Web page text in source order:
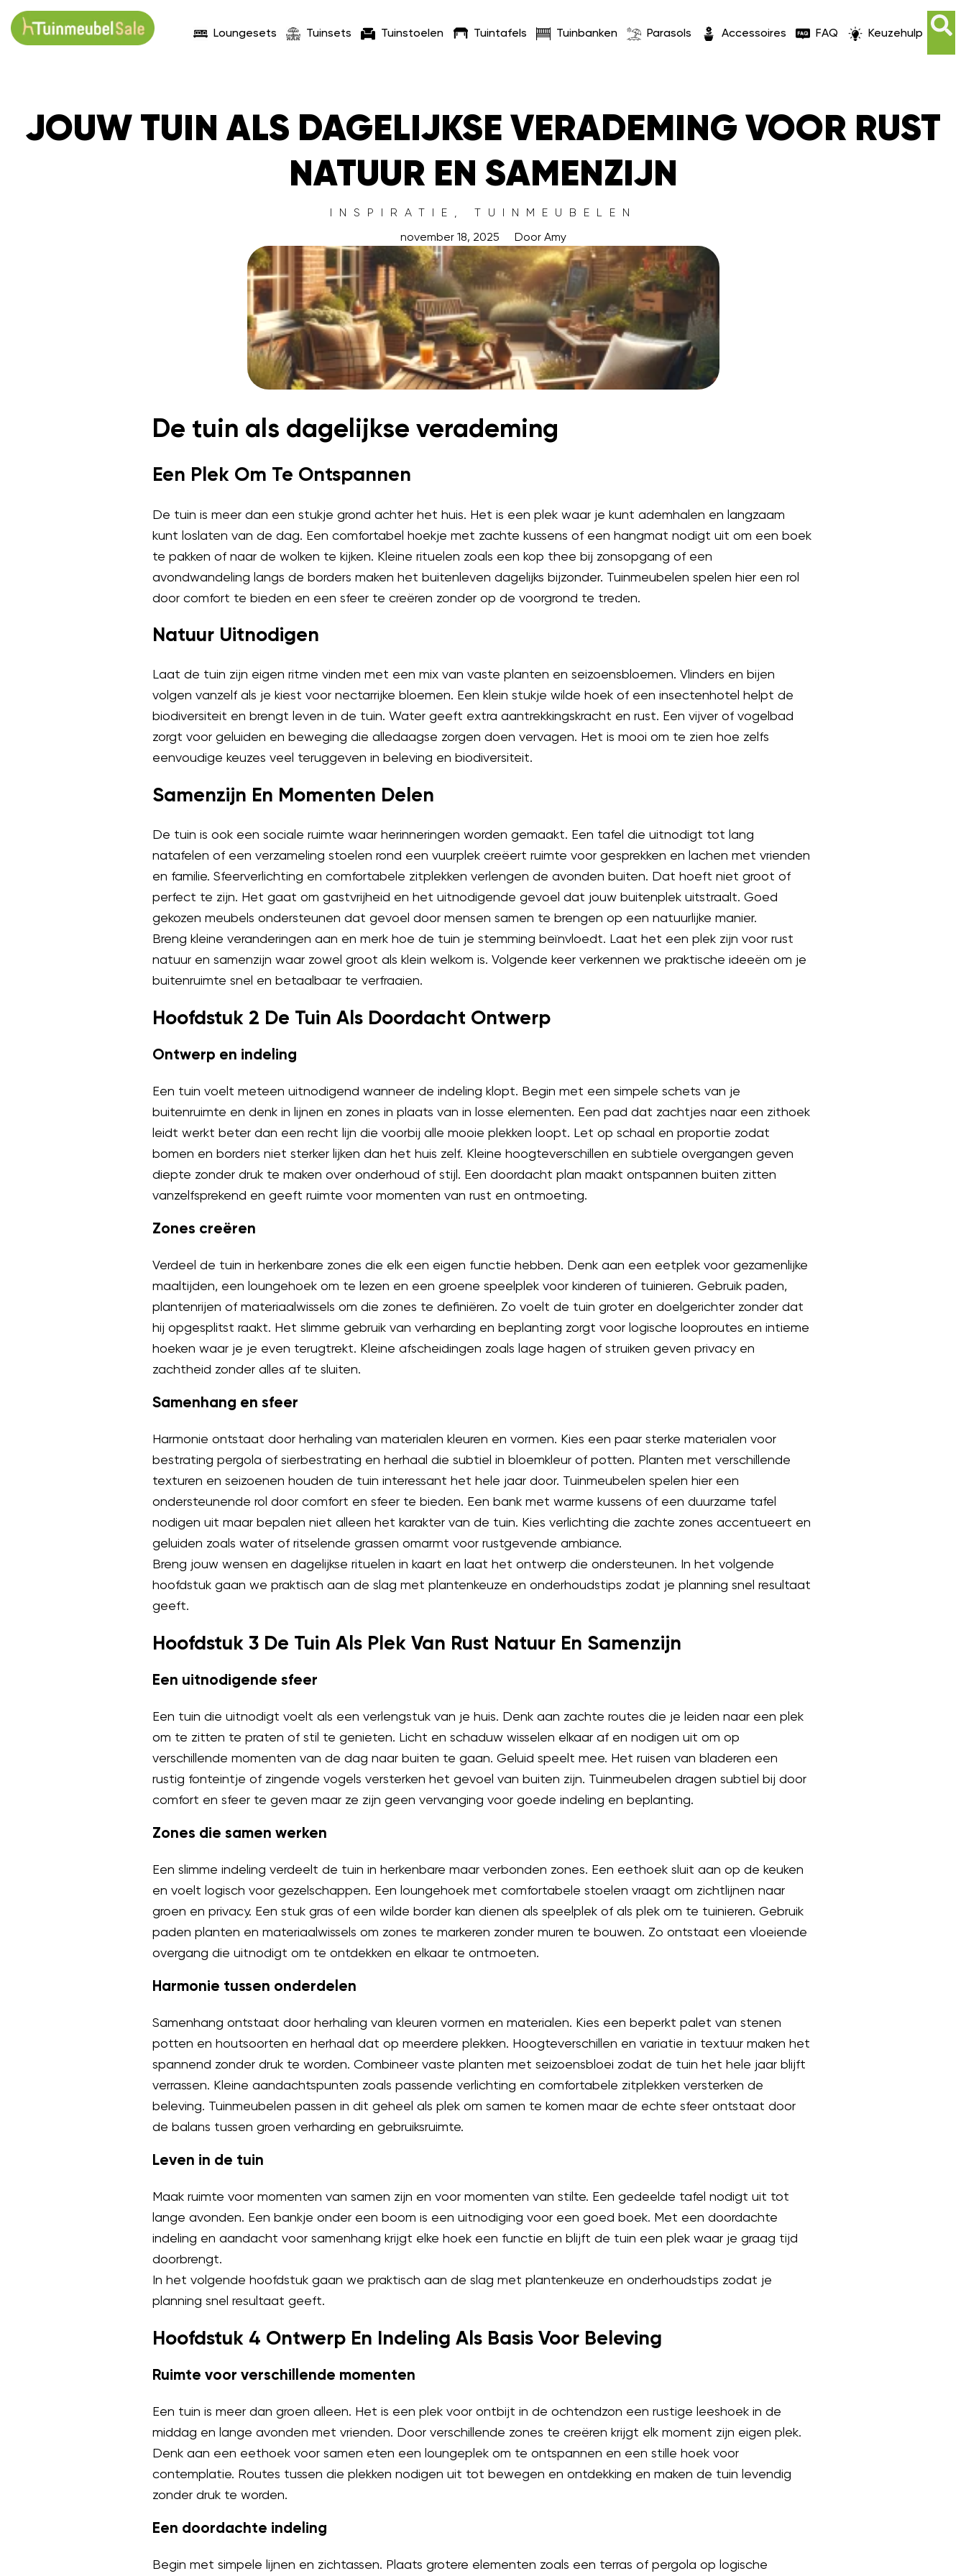
Loungesets Tuinsets Tuinstoelen Tuintafels Tuinbanken Parasols Accessoires FAQ Keuzehulp
JOUW TUIN ALS DAGELIJKSE VERADEMING VOOR RUST
NATUUR EN SAMENZIJN
INSPIRATIE , TUINMEUBELEN
november 18, 2025
DoorAmy
De tuin als dagelijkse verademing
Een Plek Om Te Ontspannen
De tuin is meer dan een stukje grond achter het huis. Het is een plek waar je kunt ademhalen en langzaam
kunt loslaten van de dag. Een comfortabel hoekje met zachte kussens of een hangmat nodigt uit om een boek
te pakken of naar de wolken te kijken. Kleine rituelen zoals een kop thee bij zonsopgang of een
avondwandeling langs de borders maken het buitenleven dagelijks bijzonder. Tuinmeubelen spelen hier een rol
door comfort te bieden en een sfeer te creëren zonder op de voorgrond te treden.
Natuur Uitnodigen
Laat de tuin zijn eigen ritme vinden met een mix van vaste planten en seizoensbloemen. Vlinders en bijen
volgen vanzelf als je kiest voor nectarrijke bloemen. Een klein stukje wilde hoek of een insectenhotel helpt de
biodiversiteit en brengt leven in de tuin. Water geeft extra aantrekkingskracht en rust. Een vijver of vogelbad
zorgt voor geluiden en beweging die alledaagse zorgen doen vervagen. Het is mooi om te zien hoe zelfs
eenvoudige keuzes veel teruggeven in beleving en biodiversiteit.
Samenzijn En Momenten Delen
De tuin is ook een sociale ruimte waar herinneringen worden gemaakt. Een tafel die uitnodigt tot lang
natafelen of een verzameling stoelen rond een vuurplek creëert ruimte voor gesprekken en lachen met vrienden
en familie. Sfeerverlichting en comfortabele zitplekken verlengen de avonden buiten. Dat hoeft niet groot of
perfect te zijn. Het gaat om gastvrijheid en het uitnodigende gevoel dat jouw buitenplek uitstraalt. Goed
gekozen meubels ondersteunen dat gevoel door mensen samen te brengen op een natuurlijke manier.
Breng kleine veranderingen aan en merk hoe de tuin je stemming beïnvloedt. Laat het een plek zijn voor rust
natuur en samenzijn waar zowel groot als klein welkom is. Volgende keer verkennen we praktische ideeën om je
buitenruimte snel en betaalbaar te verfraaien.
Hoofdstuk 2 De Tuin Als Doordacht Ontwerp
Ontwerp en indeling
Een tuin voelt meteen uitnodigend wanneer de indeling klopt. Begin met een simpele schets van je
buitenruimte en denk in lijnen en zones in plaats van in losse elementen. Een pad dat zachtjes naar een zithoek
leidt werkt beter dan een recht lijn die voorbij alle mooie plekken loopt. Let op schaal en proportie zodat
bomen en borders niet sterker lijken dan het huis zelf. Kleine hoogteverschillen en subtiele overgangen geven
diepte zonder druk te maken over onderhoud of stijl. Een doordacht plan maakt ontspannen buiten zitten
vanzelfsprekend en geeft ruimte voor momenten van rust en ontmoeting.
Zones creëren
Verdeel de tuin in herkenbare zones die elk een eigen functie hebben. Denk aan een eetplek voor gezamenlijke
maaltijden, een loungehoek om te lezen en een groene speelplek voor kinderen of tuinieren. Gebruik paden,
plantenrijen of materiaalwissels om die zones te definiëren. Zo voelt de tuin groter en doelgerichter zonder dat
hij opgesplitst raakt. Het slimme gebruik van verharding en beplanting zorgt voor logische looproutes en intieme
hoeken waar je je even terugtrekt. Kleine afscheidingen zoals lage hagen of struiken geven privacy en
zachtheid zonder alles af te sluiten.
Samenhang en sfeer
Harmonie ontstaat door herhaling van materialen kleuren en vormen. Kies een paar sterke materialen voor
bestrating pergola of sierbestrating en herhaal die subtiel in bloemkleur of potten. Planten met verschillende
texturen en seizoenen houden de tuin interessant het hele jaar door. Tuinmeubelen spelen hier een
ondersteunende rol door comfort en sfeer te bieden. Een bank met warme kussens of een duurzame tafel
nodigen uit maar bepalen niet alleen het karakter van de tuin. Kies verlichting die zachte zones accentueert en
geluiden zoals water of ritselende grassen omarmt voor rustgevende ambiance.
Breng jouw wensen en dagelijkse rituelen in kaart en laat het ontwerp die ondersteunen. In het volgende
hoofdstuk gaan we praktisch aan de slag met plantenkeuze en onderhoudstips zodat je planning snel resultaat
geeft.
Hoofdstuk 3 De Tuin Als Plek Van Rust Natuur En Samenzijn
Een uitnodigende sfeer
Een tuin die uitnodigt voelt als een verlengstuk van je huis. Denk aan zachte routes die je leiden naar een plek
om te zitten te praten of stil te genieten. Licht en schaduw wisselen elkaar af en nodigen uit om op
verschillende momenten van de dag naar buiten te gaan. Geluid speelt mee. Het ruisen van bladeren een
rustig fonteintje of zingende vogels versterken het gevoel van buiten zijn. Tuinmeubelen dragen subtiel bij door
comfort en sfeer te geven maar ze zijn geen vervanging voor goede indeling en beplanting.
Zones die samen werken
Een slimme indeling verdeelt de tuin in herkenbare maar verbonden zones. Een eethoek sluit aan op de keuken
en voelt logisch voor gezelschappen. Een loungehoek met comfortabele stoelen vraagt om zichtlijnen naar
groen en privacy. Een stuk gras of een wilde border kan dienen als speelplek of als plek om te tuinieren. Gebruik
paden planten en materiaalwissels om zones te markeren zonder muren te bouwen. Zo ontstaat een vloeiende
overgang die uitnodigt om te ontdekken en elkaar te ontmoeten.
Harmonie tussen onderdelen
Samenhang ontstaat door herhaling van kleuren vormen en materialen. Kies een beperkt palet van stenen
potten en houtsoorten en herhaal dat op meerdere plekken. Hoogteverschillen en variatie in textuur maken het
spannend zonder druk te worden. Combineer vaste planten met seizoensbloei zodat de tuin het hele jaar blijft
verrassen. Kleine aandachtspunten zoals passende verlichting en comfortabele zitplekken versterken de
beleving. Tuinmeubelen passen in dit geheel als plek om samen te komen maar de echte sfeer ontstaat door
de balans tussen groen verharding en gebruiksruimte.
Leven in de tuin
Maak ruimte voor momenten van samen zijn en voor momenten van stilte. Een gedeelde tafel nodigt uit tot
lange avonden. Een bankje onder een boom is een uitnodiging voor een goed boek. Met een doordachte
indeling en aandacht voor samenhang krijgt elke hoek een functie en blijft de tuin een plek waar je graag tijd
doorbrengt.
In het volgende hoofdstuk gaan we praktisch aan de slag met plantenkeuze en onderhoudstips zodat je
planning snel resultaat geeft.
Hoofdstuk 4 Ontwerp En Indeling Als Basis Voor Beleving
Ruimte voor verschillende momenten
Een tuin is meer dan groen alleen. Het is een plek voor ontbijt in de ochtendzon een rustige leeshoek in de
middag en lange avonden met vrienden. Door verschillende zones te creëren krijgt elk moment zijn eigen plek.
Denk aan een eethoek voor samen eten een loungeplek om te ontspannen en een stille hoek voor
contemplatie. Routes tussen die plekken nodigen uit tot bewegen en ontdekking en maken de tuin levendig
zonder druk te worden.
Een doordachte indeling
Begin met simpele lijnen en zichtassen. Plaats grotere elementen zoals een terras of pergola op logische